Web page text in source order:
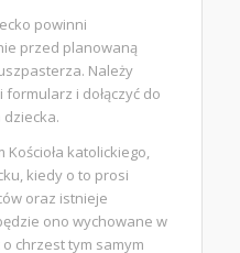
powinni
przed planowaną
Należy
i dołączyć do
katolickiego,
kiedy o to prosi
oraz istnieje
ono wychowane w
chrzest tym samym